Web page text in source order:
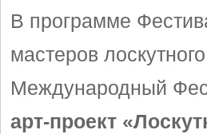
В программе
мастеров
Международный
арт-проект